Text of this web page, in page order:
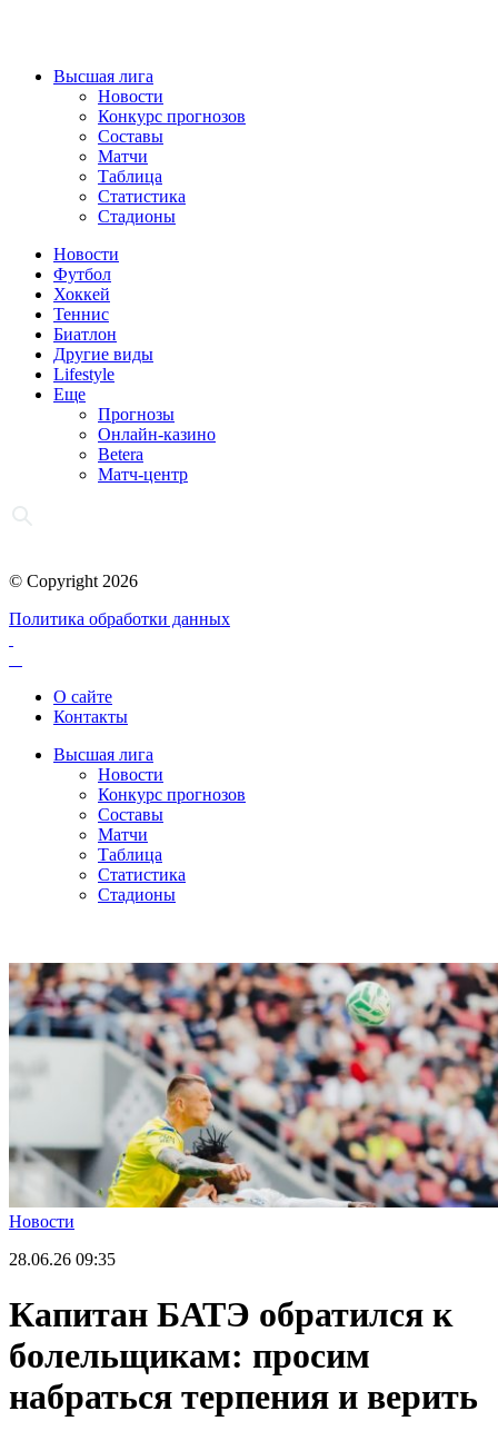
Высшая лига
Новости
Конкурс прогнозов
Составы
Матчи
Таблица
Статистика
Стадионы
Новости
Футбол
Хоккей
Теннис
Биатлон
Другие виды
Lifestyle
Еще
Прогнозы
Онлайн-казино
Betera
Матч-центр
© Copyright 2026
Политика обработки данных
О сайте
Контакты
Высшая лига
Новости
Конкурс прогнозов
Составы
Матчи
Таблица
Статистика
Стадионы
Новости
28.06.26 09:35
Капитан БАТЭ обратился к
болельщикам: просим
набраться терпения и верить